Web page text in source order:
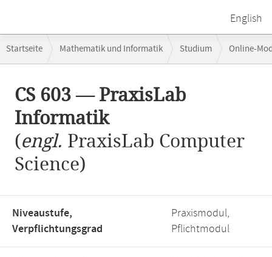
English
Navigation
Startseite Mathematik und Informatik Studium Online-
CS 603 — PraxisLab
Informatik
(engl. PraxisLab Computer
Science)
Niveaustufe,
Verpflichtungsgrad
Praxismodul,
Pflichtmodul